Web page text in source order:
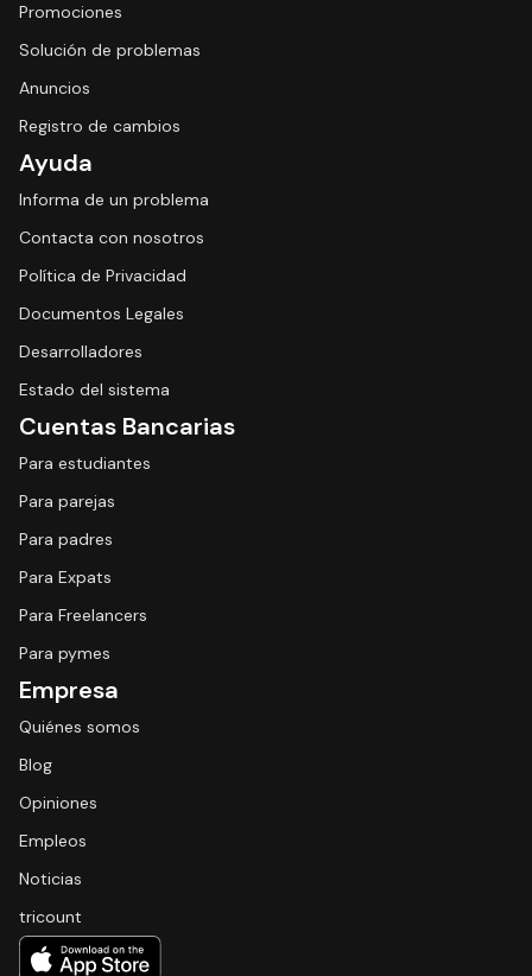
Promociones
Solución de problemas
Anuncios
Registro de cambios
Ayuda
Informa de un problema
Contacta con nosotros
Política de Privacidad
Documentos Legales
Desarrolladores
Estado del sistema
Cuentas Bancarias
Para estudiantes
Para parejas
Para padres
Para Expats
Para Freelancers
Para pymes
Empresa
Quiénes somos
Blog
Opiniones
Empleos
Noticias
tricount